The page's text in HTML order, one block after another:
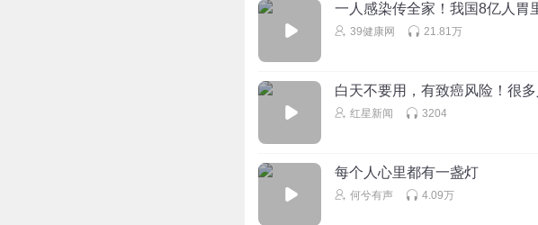
一人感染传全家！我国8亿人胃
39健康网 21.81万
白天不要用，有致癌风险！很
红星新闻 3204
每个人心里都有一盏灯
何兮有声 4.09万